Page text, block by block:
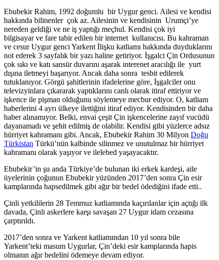
Ebubekir Rahim, 1992 doğumlu bir Uygur genci. Ailesi ve kendisi
hakkında bilinenler çok az. Ailesinin ve kendisinin Urumçi’ye
nereden geldiği ve ne iş yaptığı meçhul. Kendisi çok iyi
bilgisayar ve fare tabir edilen bir internet kullanıcısı. Bu kahraman
ve cesur Uygur genci Yarkent İlişku katliamı hakkında duyduklarını
not ederek 3 sayfalık bir yazı haline getiriyor. İşgalci Çin Ordusunun
çok sıkı ve katı sansür duvarını aşarak interenet aracılığı ile yurt
dışına iletmeyi başarıyor. Ancak daha sonra tesbit edilerek
tutuklanıyor. Görgü şahitlerinin ifadelerine göre, İşgalciler onu
televizyinlara çıkararak yaptıklarını canlı olarak itiraf ettiriyor ve
işkence ile pişman olduğunu söylemeye mecbur ediyor. O, katliam
haberlerini 4 ayrı ülkeye ilettiğini itiraf ediyor. Kendisinden bir daha
haber alınamıyor. Belki, envai çeşit Çin işkencelerine zayıf vucüdü
dayanamadı ve şehit edilmiş de olabilir. Kendisi gibi yüzlerce adsız
hürriyet kahramanı gibi. Ancak, Ebubekir Rahim 30 Milyon Doğu
Türkistan Türkü’nün kalbinde silinmez ve unutulmaz bir hürriyet
kahramanı olarak yaşıyor ve ilelebed yaşayacaktır.
Ebubekir’in şu anda Türkiye’de bulunan iki erkek kardeşi, aile
üyelerinin çoğunun Ebubekir yüzünden 2017’den sonra Çin esir
kamplarında hapsedilmek gibi ağır bir bedel ödediğini ifade etti..
Çinli yetkililerin 28 Temmuz katliamında kaçırılanlar için açtığı ilk
davada, Çinli askerlere karşı savaşan 27 Uygur idam cezasına
çarptırıldı.
2017’den sonra ve Yarkent katliamından 10 yıl sonra bile
Yarkent’teki masum Uygurlar, Çin’deki esir kamplarında hapis
olmanın ağır bedelini ödemeye devam ediyor.